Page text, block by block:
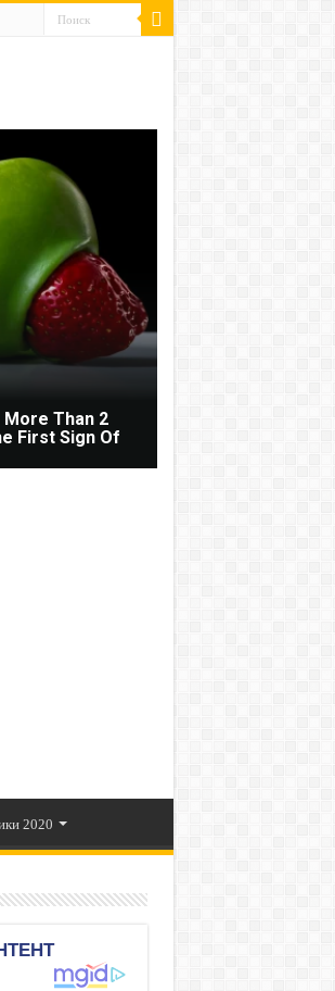
Than 2
First Sign Of
2020